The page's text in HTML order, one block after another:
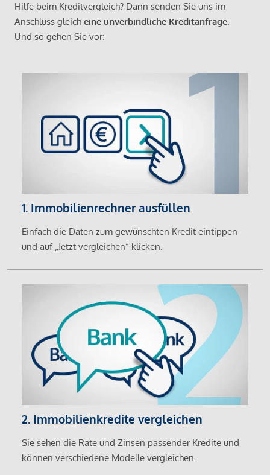
Hilfe beim Kreditvergleich? Dann senden Sie uns im
Anschluss gleich eine unverbindliche Kreditanfrage.
Und so gehen Sie vor:
1. Immobilienrechner ausfüllen
Einfach die Daten zum gewünschten Kredit eintippen
und auf „Jetzt vergleichen“ klicken.
2. Immobilienkredite vergleichen
Sie sehen die Rate und Zinsen passender Kredite und
können verschiedene Modelle vergleichen.